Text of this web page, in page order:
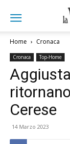
Home Cronaca
Cronaca Top-Home
Cerese
14 Marzo 2023